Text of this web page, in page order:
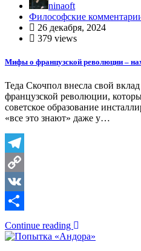
ninaoft
Философские
26 декабря, 2024
379 views
Мифы о французской революции –
Теда Скочпол внесла свой
французской революции,
советское образование
«все это знают» даже у…
Telegram
Copy
Link
VK
Отправить
Continue reading